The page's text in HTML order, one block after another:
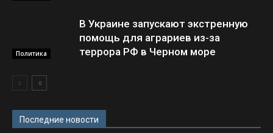
Политика
В Украине запускают экстренную
помощь для аграриев из-за
террора РФ в Черном море
Последние новости